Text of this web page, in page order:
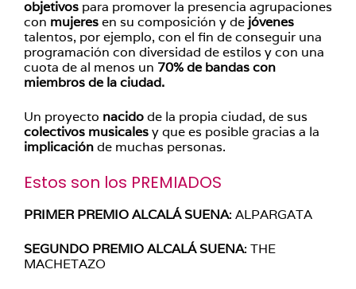
objetivos para promover la presencia agrupaciones
con mujeresen su composición y de jóvenes
talentos, por ejemplo, con el fin de conseguir una
programación con diversidad de estilos y con una
cuota de al menos un 70% de bandas con
miembros de la ciudad.
Un proyecto nacidode la propia ciudad, de sus
colectivos musicalesy que es posible gracias a la
implicaciónde muchas personas.
Estos son los PREMIADOS
PRIMER PREMIO ALCALÁ SUENA: ALPARGATA
SEGUNDO PREMIO ALCALÁ SUENA: THE
MACHETAZO